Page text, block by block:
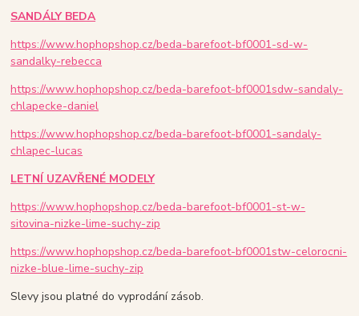
SANDÁLY BEDA
https://www.hophopshop.cz/beda-barefoot-bf0001-sd-w-
sandalky-rebecca
https://www.hophopshop.cz/beda-barefoot-bf0001sdw-sandaly-
chlapecke-daniel
https://www.hophopshop.cz/beda-barefoot-bf0001-sandaly-
chlapec-lucas
LETNÍ UZAVŘENÉ MODELY
https://www.hophopshop.cz/beda-barefoot-bf0001-st-w-
sitovina-nizke-lime-suchy-zip
https://www.hophopshop.cz/beda-barefoot-bf0001stw-celorocni-
nizke-blue-lime-suchy-zip
Slevy jsou platné do vyprodání zásob.